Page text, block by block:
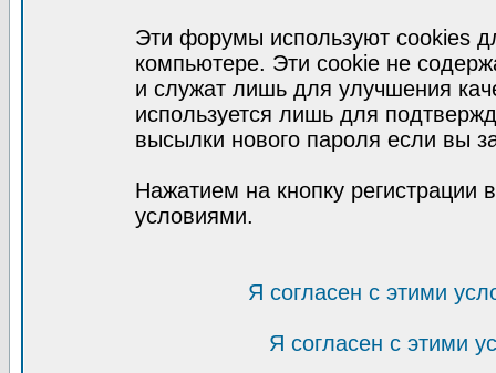
Эти форумы используют cookies
компьютере. Эти cookie не
и служат лишь для улучшения
используется лишь для
высылки нового пароля если вы
Нажатием на кнопку регистрации
условиями.
Я согласен с этими
Я согласен с этими